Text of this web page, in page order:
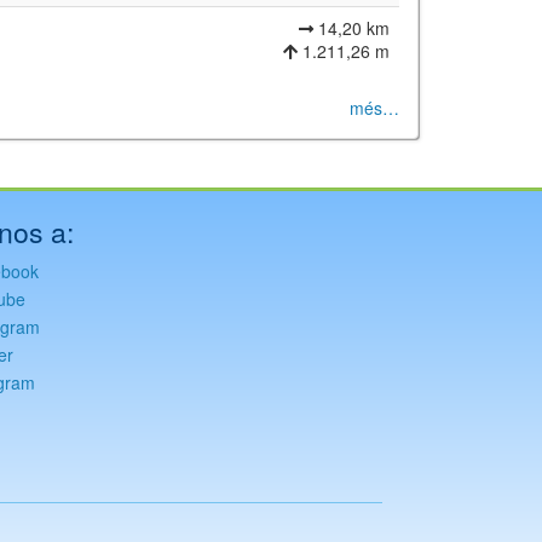
14,20 km
1.211,26 m
més…
a: